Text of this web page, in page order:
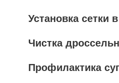
Установка сетки
Чистка
Профилактика